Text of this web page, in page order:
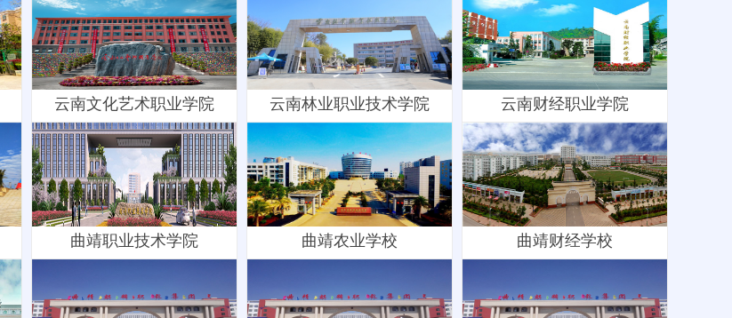
​云南文化艺术职业学院 云南林业职业技术学院 云南财经职业学院
曲靖职业技术学院 曲靖农业学校 曲靖财经学校